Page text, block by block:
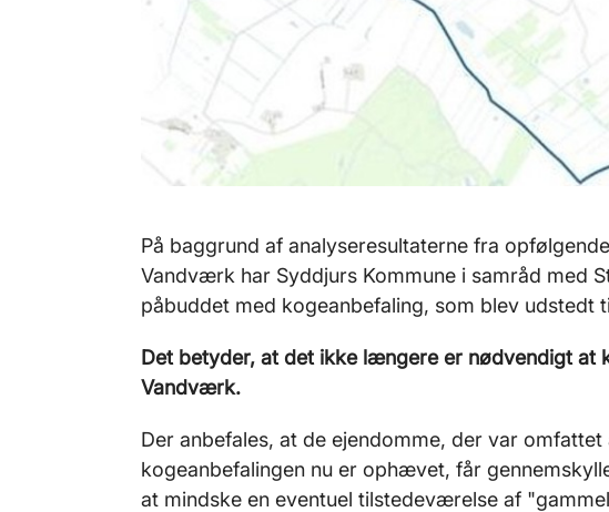
På baggrund af analyseresultaterne fra
Vandværk har Syddjurs Kommune i samråd med
påbuddet med kogeanbefaling, som blev
Det betyder, at det ikke længere er nødvendigt at
Vandværk.
Der anbefales, at de ejendomme, der var
kogeanbefalingen nu er ophævet, får
at mindske en eventuel tilstedeværelse af